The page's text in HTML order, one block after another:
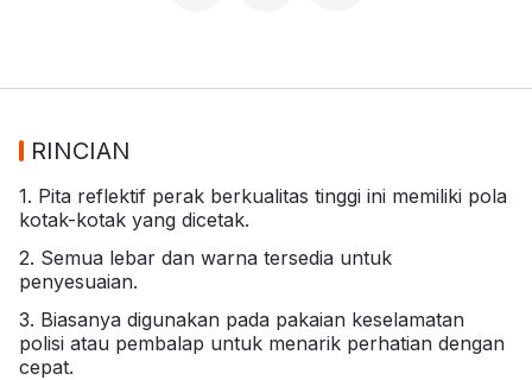
RINCIAN
1. Pita reflektif perak berkualitas tinggi ini memiliki pola
kotak-kotak yang dicetak.
2. Semua lebar dan warna tersedia untuk
penyesuaian.
3. Biasanya digunakan pada pakaian keselamatan
polisi atau pembalap untuk menarik perhatian dengan
cepat.